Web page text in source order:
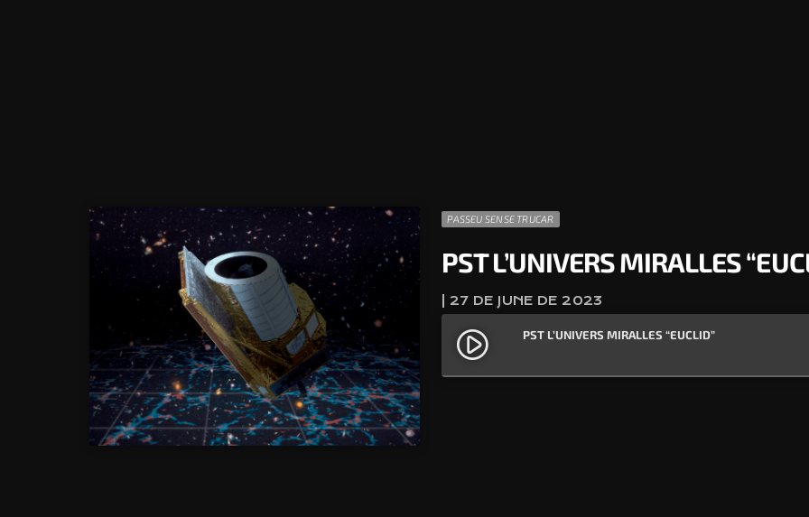
PASSEU SENSE TRUCAR
PST L’UNIVERS MIRALLES
| 27 DE JUNE DE 2023
play_circle_filled PST L’UNIVERS MIRALLES “EUCLID”